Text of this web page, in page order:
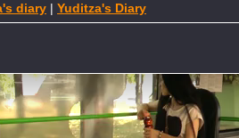
diary | Yuditza's Diary